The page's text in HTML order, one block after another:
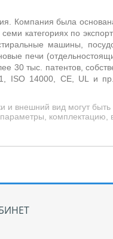
Компания была
категориях по
машины,
печи
30 тыс. патентов,
ISO 14000, CE, UL и
и внешний вид могут
комплектацию,